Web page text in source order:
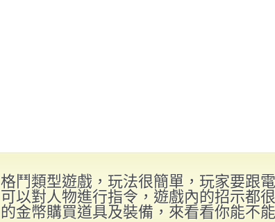
格鬥類型遊戲，玩法很簡單，玩家要跟
可以對人物進行指令，遊戲內的招示都
的金幣購買道具及裝備，來看看你能不